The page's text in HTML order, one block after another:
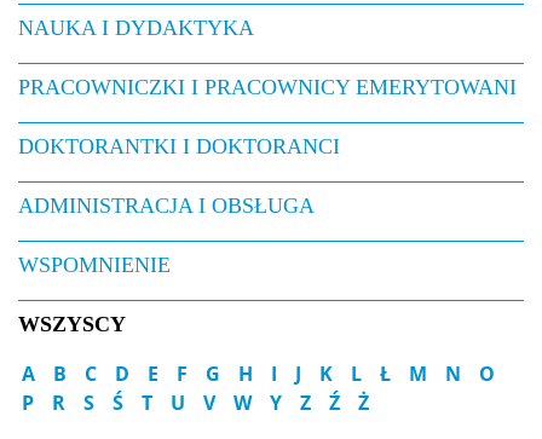
NAUKA I DYDAKTYKA
PRACOWNICZKI I PRACOWNICY EMERYTOWANI
DOKTORANTKI I DOKTORANCI
ADMINISTRACJA I OBSŁUGA
WSPOMNIENIE
WSZYSCY
A B C D E F G H I J K L Ł M N
O
P
R S Ś T U V W Y Z Ź Ż